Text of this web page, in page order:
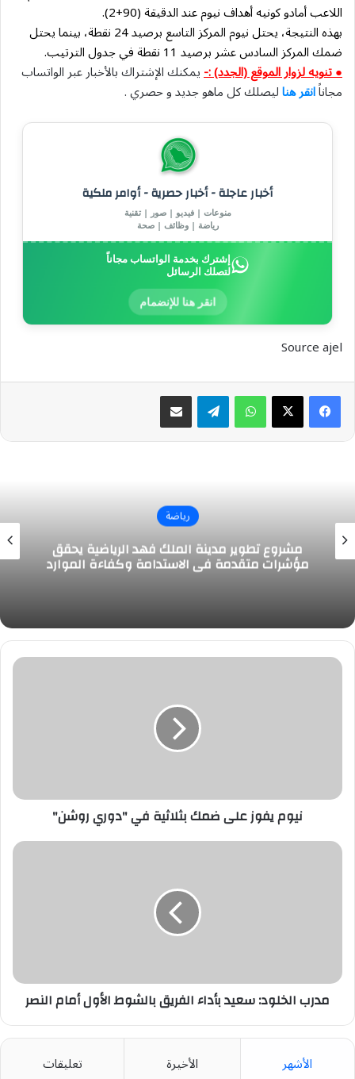
اللاعب أمادو كونيه أهداف نيوم عند الدقيقة (90+2).
بهذه النتيجة، يحتل نيوم المركز التاسع برصيد 24 نقطة، بينما يحتل
ضمك المركز السادس عشر برصيد 11 نقطة في جدول الترتيب.
● تنويه لزوار الموقع (الجدد) :-يمكنك الإشتراك بالأخبار عبر الواتساب
مجاناًانقر هناليصلك كل ماهو جديد و حصري .
أخبار عاجلة - أخبار حصرية - أوامر ملكية
منوعات | فيديو | صور | تقنية
رياضة | وظائف | صحة
إشترك بخدمة الواتساب مجاناً
لتصلك الرسائل
انقر هنا للإنضمام
Source ajel
واتسابتيلقرام مشاركة عبر البريد
رياضة
مشروع تطوير مدينة الملك فهد الرياضية يحقق
مؤشرات متقدمة في الاستدامة وكفاءة الموارد
نيوم
نيوم يفوز على ضمك بثلاثية في "دوري روشن"
مدرب
النصر
مدرب الخلود: سعيد بأداء الفريق بالشوط الأول أمام النصر
الأشهر الأخيرة تعليقات